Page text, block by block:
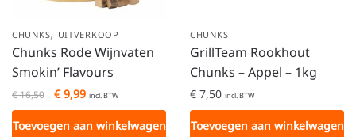
CHUNKS, UITVERKOOP
Chunks Rode Wijnvaten
Smokin’ Flavours
€16,50 €9,99 incl. BTW
Toevoegen aan winkelwagen
CHUNKS
GrillTeam Rookhout
Chunks – Appel – 1kg
€ 7,50 incl. BTW
Toevoegen aan winkelwagen